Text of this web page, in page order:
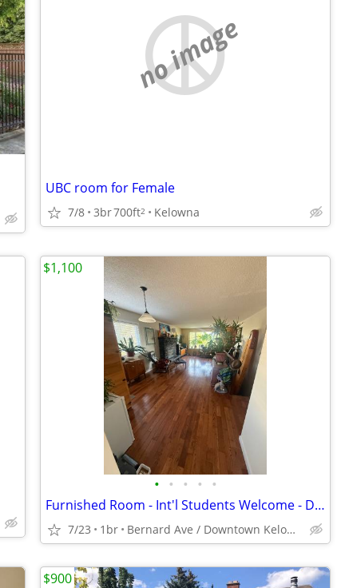
no image
UBC room for Female
7/8 3br700ft2 Kelowna
• • • • •
Furnished Room - Int'l Students Welcome - Downtown Kelowna
7/23 1br Bernard Ave / Downtown Kelowna
$1,100
$900